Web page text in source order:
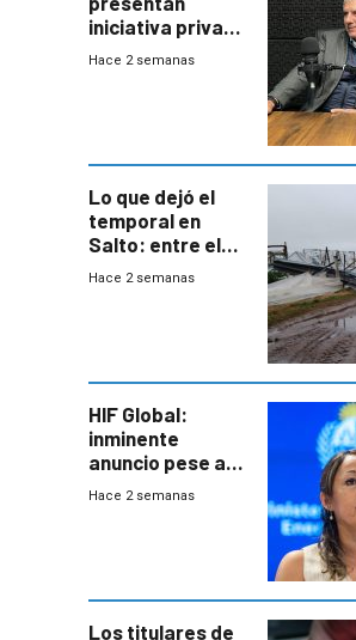
iniciativa privada
para una red de
Hace 2 semanas
Lo que dejó el
temporal en
Salto: entre el
impacto
Hace 2 semanas
HIF Global:
inminente
anuncio pese a
declaración de
gobierno
Hace 2 semanas
Los titulares de